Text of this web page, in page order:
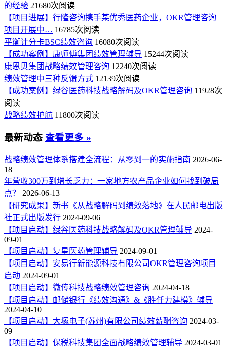
的经验 21680次阅读
【项目进展】行隆咨询携手某优秀医药企业，OKR管理咨询
项目开展中… 16785次阅读
平衡计分卡BSC绩效咨询 16080次阅读
【成功案例】康师傅集团绩效管理辅导 15244次阅读
康恩贝集团战略绩效管理咨询 12240次阅读
绩效管理中三种反馈方式 12139次阅读
【成功案例】绿谷医药科技战略解码及OKR管理咨询 11928次
阅读
战略绩效护航 11800次阅读
最新动态 查看更多 »
战略绩效管理体系搭建全流程：从零到一的实施指南 2026-06-
18
年营收300万到增长乏力：一家地方农产品企业如何找到破局
点？
2026-06-13
【研究成果】新书《从战略解码到绩效落地》在人民邮电出版
社正式出版发行 2024-09-06
【项目启动】绿谷医药科技战略解码及OKR管理辅导 2024-
09-01
【项目启动】复星医药管理辅导 2024-09-01
【项目启动】安易行新能源科技有限公司OKR管理咨询项目
启动 2024-09-01
【项目启动】微传科技战略绩效管理咨询 2024-04-18
【项目启动】邮储银行《绩效沟通》&《胜任力建模》辅导
2024-04-10
【项目启动】大塚电子(苏州)有限公司绩效薪酬咨询 2024-03-
09
【项目启动】保税科技集团全面战略绩效管理辅导 2024-03-01